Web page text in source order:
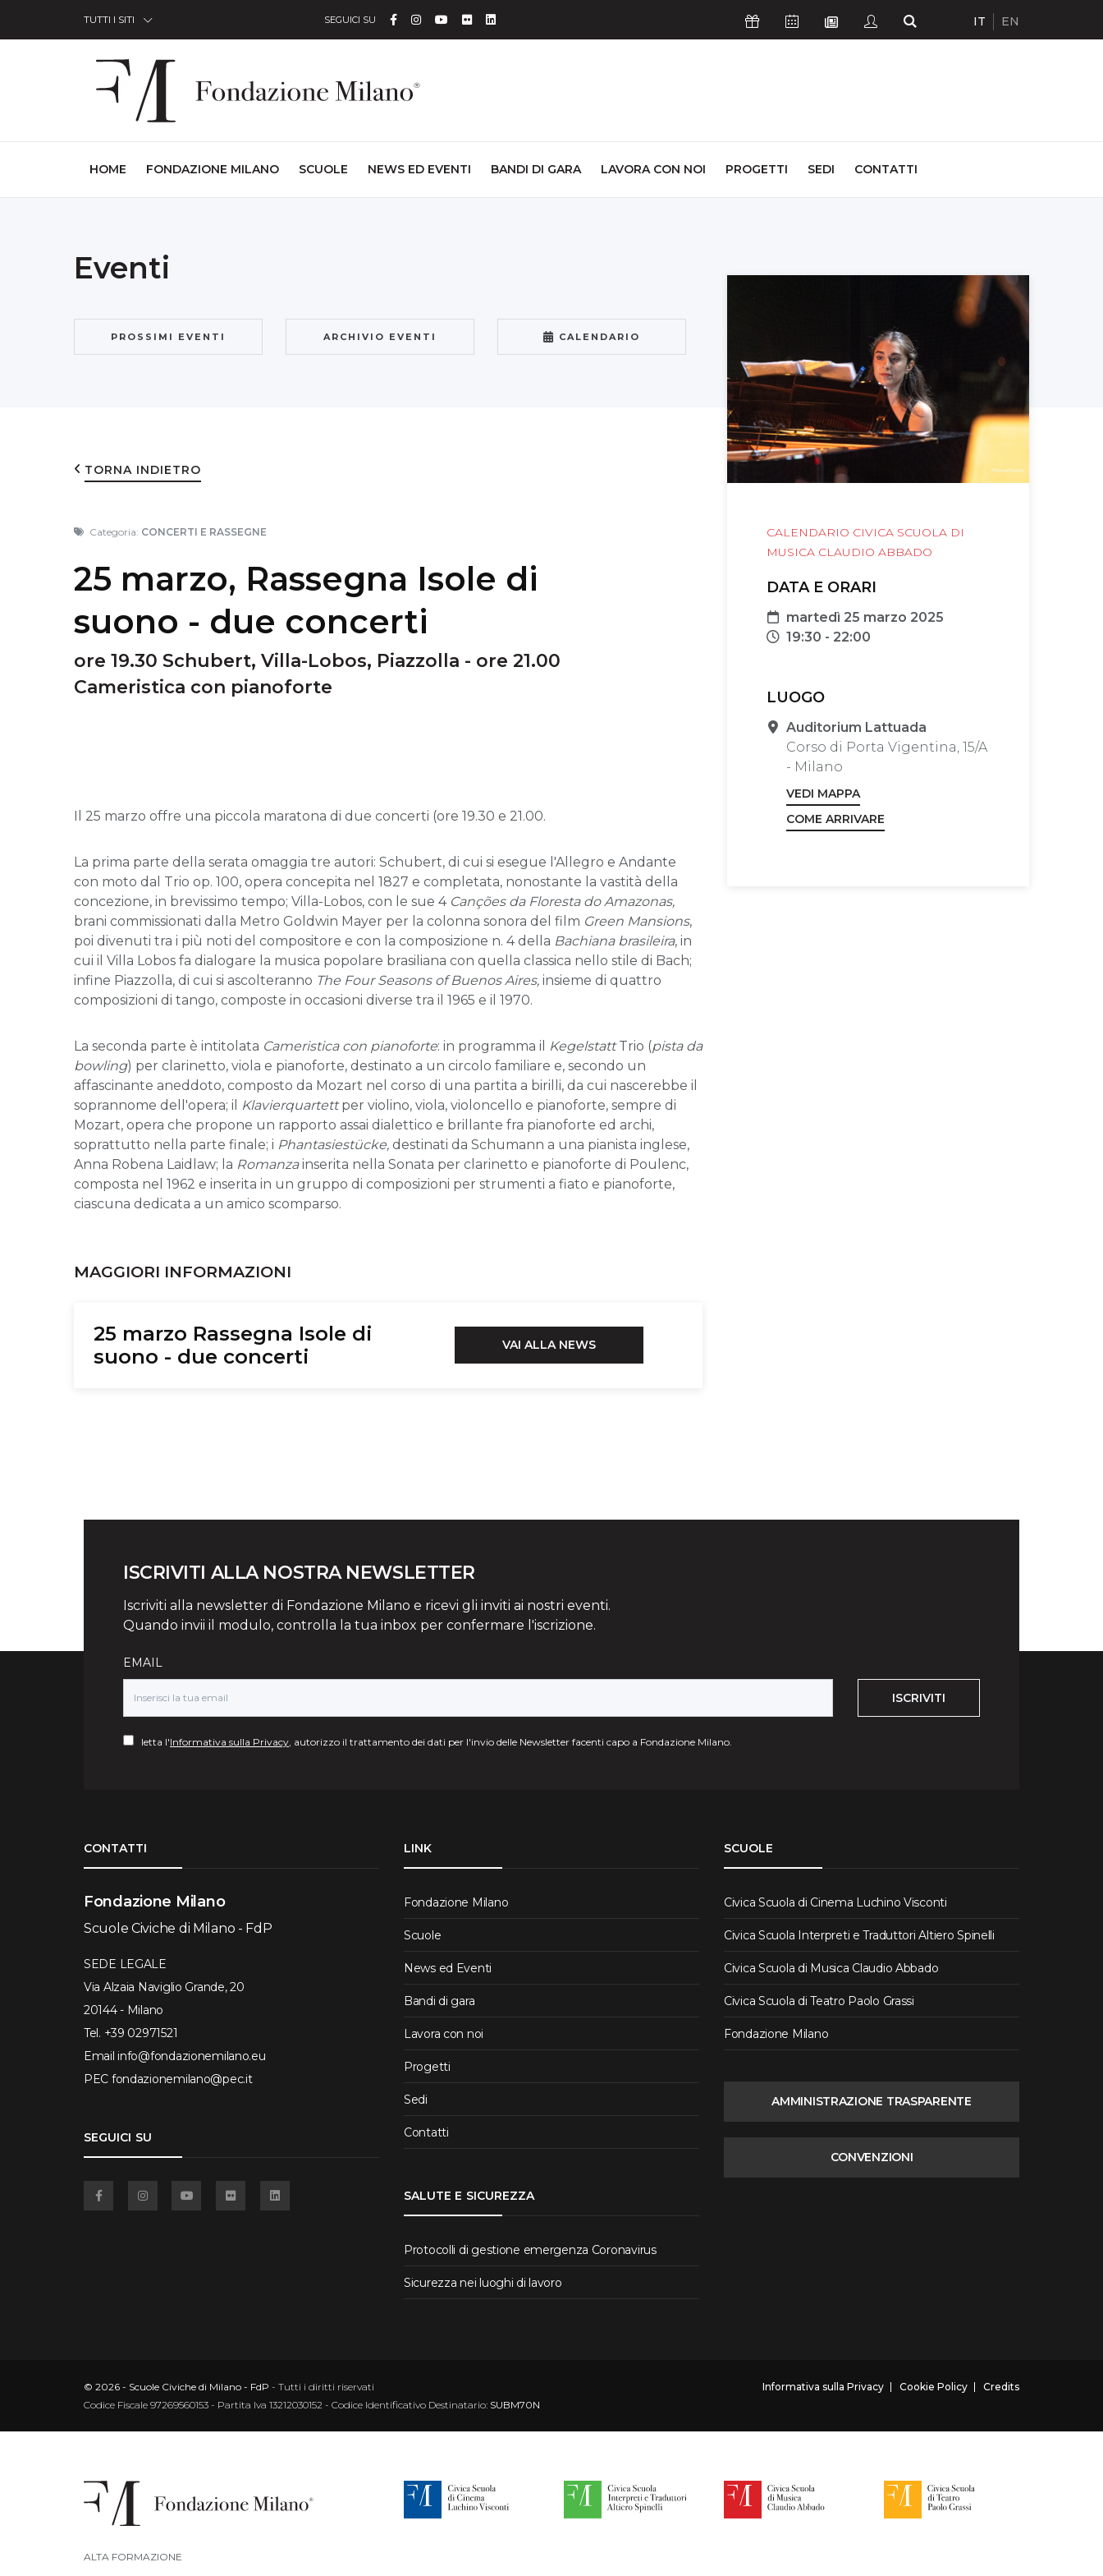
TUTTI I SITI SEGUICI SU Facebook
Instagram
YouTube
FlickrLinkedin Icona SostieniciIcona Calendario Eventi
Icona Newsletter
Icona StudentiIcona Cerca
IT EN
HOME (CURRENT)
FONDAZIONE MILANO SCUOLE NEWS ED EVENTI BANDI DI GARA LAVORA CON NOI PROGETTI SEDI CONTATTI
Eventi
PROSSIMI EVENTI ARCHIVIO EVENTI CALENDARIO
TORNA INDIETRO
CALENDARIO CIVICA SCUOLA DI
MUSICA CLAUDIO ABBADO
DATA E ORARI
Data
martedì 25 marzo 2025
Orari
19:30 - 22:00
LUOGO
Sede
Auditorium Lattuada
Corso di Porta Vigentina, 15/A
- Milano
VEDI MAPPA
COME ARRIVARE
Categoria: CONCERTI E RASSEGNE
25 marzo, Rassegna Isole di
suono - due concerti
ore 19.30 Schubert, Villa-Lobos, Piazzolla - ore 21.00
Cameristica con pianoforte
Il 25 marzo offre una piccola maratona di due concerti (ore 19.30 e 21.00.
La prima parte della serata omaggia tre autori: Schubert, di cui si esegue l'Allegro e Andante
con moto dal Trio op. 100, opera concepita nel 1827 e completata, nonostante la vastità della
concezione, in brevissimo tempo; Villa-Lobos, con le sue 4 Canções da Floresta do Amazonas,
brani commissionati dalla Metro Goldwin Mayer per la colonna sonora del film Green Mansions,
poi divenuti tra i più noti del compositore e con la composizione n. 4 della Bachiana brasileira, in
cui il Villa Lobos fa dialogare la musica popolare brasiliana con quella classica nello stile di Bach;
infine Piazzolla, di cui si ascolteranno The Four Seasons of Buenos Aires, insieme di quattro
composizioni di tango, composte in occasioni diverse tra il 1965 e il 1970.
La seconda parte è intitolata Cameristica con pianoforte: in programma il KegelstattTrio (pista da
bowling) per clarinetto, viola e pianoforte, destinato a un circolo familiare e, secondo un
affascinante aneddoto, composto da Mozart nel corso di una partita a birilli, da cui nascerebbe il
soprannome dell'opera; il
Klavierquartettper violino, viola, violoncello e pianoforte, sempre di
Mozart, opera che propone un rapporto assai dialettico e brillante fra pianoforte ed archi,
soprattutto nella parte finale; i Phantasiestücke, destinati da Schumann a una pianista inglese,
Anna Robena Laidlaw; la Romanzainserita nella Sonata per clarinetto e pianoforte di Poulenc,
composta nel 1962 e inserita in un gruppo di composizioni per strumenti a fiato e pianoforte,
ciascuna dedicata a un amico scomparso.
MAGGIORI INFORMAZIONI
25 marzo Rassegna Isole di
suono - due concerti
VAI ALLA NEWS
ISCRIVITI ALLA NOSTRA NEWSLETTER
Iscriviti alla newsletter di Fondazione Milano e ricevi gli inviti ai nostri eventi.
Quando invii il modulo, controlla la tua inbox per confermare l'iscrizione.
EMAIL
ISCRIVITI
letta l'Informativa sulla Privacy , autorizzo il trattamento dei dati per l'invio delle Newsletter facenti capo a Fondazione Milano.
CONTATTI
Fondazione Milano
Scuole Civiche di Milano - FdP
SEDE LEGALE
Via Alzaia Naviglio Grande, 20
20144 - Milano
Tel. +39 02971521
Email info@fondazionemilano.eu
PEC fondazionemilano@pec.it
SEGUICI SU
LINK
Fondazione Milano
Scuole
News ed Eventi
Bandi di gara
Lavora con noi
Progetti
Sedi
Contatti
SALUTE E SICUREZZA
Protocolli di gestione emergenza Coronavirus
Sicurezza nei luoghi di lavoro
SCUOLE
Civica Scuola di Cinema Luchino Visconti
Civica Scuola Interpreti e Traduttori Altiero Spinelli
Civica Scuola di Musica Claudio Abbado
Civica Scuola di Teatro Paolo Grassi
Fondazione Milano
AMMINISTRAZIONE TRASPARENTE
CONVENZIONI
© 2026 - Scuole Civiche di Milano - FdP - Tutti i diritti riservati
Codice Fiscale 97269560153 - Partita Iva 13212030152 - Codice Identificativo Destinatario: SUBM70N
Informativa sulla Privacy Cookie Policy Credits
ALTA FORMAZIONE